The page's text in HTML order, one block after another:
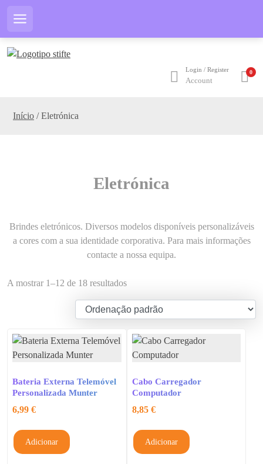
Menu
Login / Register
Account
0
Início / Eletrónica
Eletrónica
Brindes eletrónicos. Diversos modelos disponíveis personalizáveis
a cores com a sua identidade corporativa. Para mais informações
contacte a nossa equipa.
A mostrar 1–12 de 18 resultados
Bateria Externa Telemóvel
Personalizada Munter
6,99 €
Adicionar
Cabo Carregador
Computador
8,85 €
Adicionar